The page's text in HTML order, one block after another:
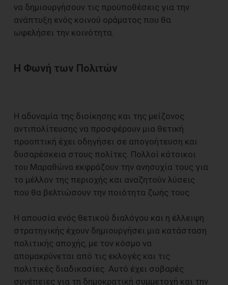
να δημιουργήσουν τις προϋποθέσεις για την
ανάπτυξη ενός κοινού οράματος που θα
ωφελήσει την κοινότητα.
Η Φωνή των Πολιτών
Η αδυναμία της διοίκησης και της μείζονος
αντιπολίτευσης να προσφέρουν μια θετική
προοπτική έχει οδηγήσει σε απογοήτευση και
δυσαρέσκεια στους πολίτες. Πολλοί κάτοικοι
του Μαραθώνα εκφράζουν την ανησυχία τους για
το μέλλον της περιοχής και αναζητούν λύσεις
που θα βελτιώσουν την ποιότητα ζωής τους.
Η απουσία ενός θετικού διαλόγου και η έλλειψη
στρατηγικής έχουν δημιουργήσει μια κατάσταση
πολιτικής αποχής, με τον κόσμο να
απομακρύνεται από τις εκλογές και τις
πολιτικές διαδικασίες. Αυτό έχει σοβαρές
συνέπειες για τη δημοκρατική συμμετοχή και την